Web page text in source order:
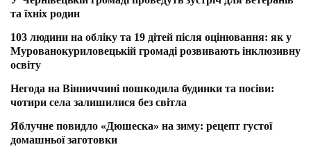
та їхніх родин
103 людини на обліку та 19 дітей після оцінювання: як у
Мурованокуриловецькій громаді розвивають інклюзивну
освіту
Негода на Вінниччині пошкодила будинки та посіви:
чотири села залишилися без світла
Яблучне повидло «Дюшеска» на зиму: рецепт густої
домашньої заготовки